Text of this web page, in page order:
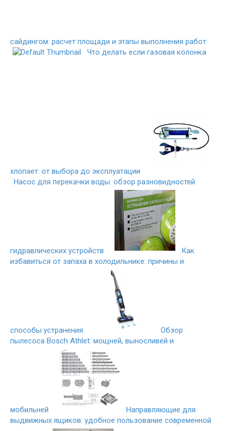
сайдингом: расчет площади и этапы выполнения работ
Что делать если газовая колонка
хлопает: от выбора до эксплуатации
Насос для перекачки воды: обзор разновидностей
гидравлических устройств
Как
избавиться от запаха в холодильнике: причины и
способы устранения
Обзор
пылесоса Bosch Athlet: мощней, выносливей и
мобильней
Направляющие для
выдвижных ящиков: удобное пользование современной